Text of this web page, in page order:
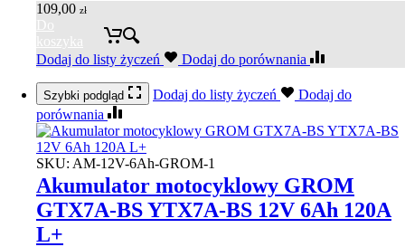
109,00 zł
Do
koszyka
Dodaj do listy życzeń
Dodaj do porównania
Szybki podgląd Dodaj do listy życzeń
Dodaj do
porównania
SKU: AM-12V-6Ah-GROM-1
Akumulator motocyklowy GROM
GTX7A-BS YTX7A-BS 12V 6Ah 120A
L+